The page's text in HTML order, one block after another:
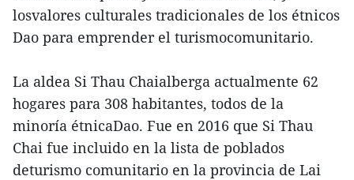
losvalores culturales tradicionales de los étnicos
Dao para emprender el turismocomunitario.
La aldea Si Thau Chaialberga actualmente 62
hogares para 308 habitantes, todos de la
minoría étnicaDao. Fue en 2016 que Si Thau
Chai fue incluido en la lista de poblados
deturismo comunitario en la provincia de Lai